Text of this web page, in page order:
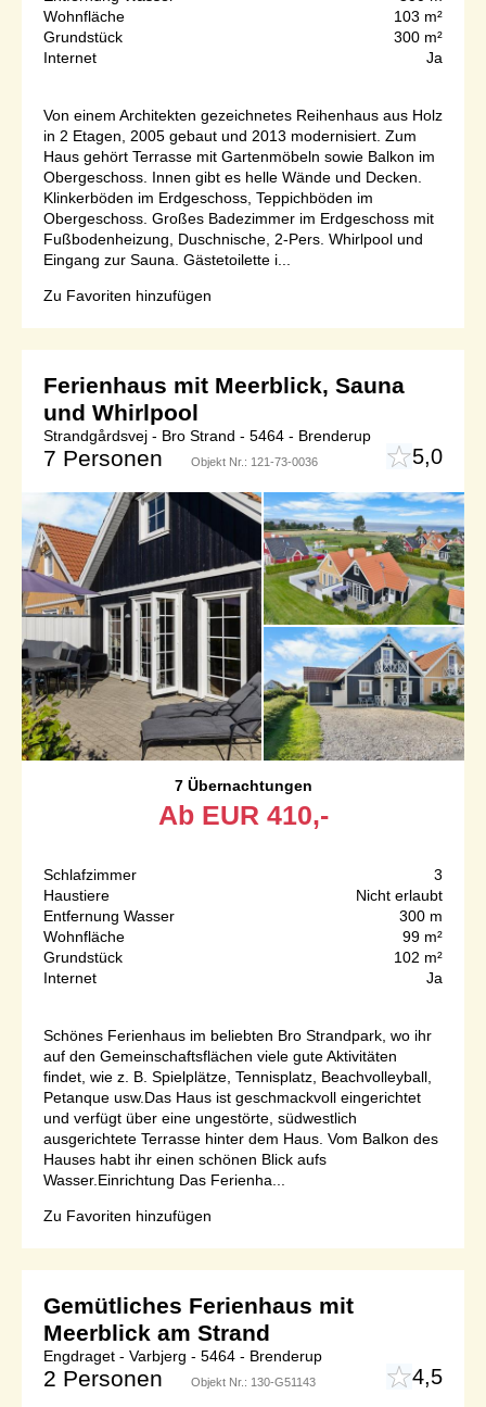
Wohnfläche
103 m²
Grundstück
300 m²
Internet
Ja
Von einem Architekten gezeichnetes Reihenhaus aus Holz
in 2 Etagen, 2005 gebaut und 2013 modernisiert. Zum
Haus gehört Terrasse mit Gartenmöbeln sowie Balkon im
Obergeschoss. Innen gibt es helle Wände und Decken.
Klinkerböden im Erdgeschoss, Teppichböden im
Obergeschoss. Großes Badezimmer im Erdgeschoss mit
Fußbodenheizung, Duschnische, 2-Pers. Whirlpool und
Eingang zur Sauna. Gästetoilette i...
Zu Favoriten hinzufügen
Ferienhaus mit Meerblick, Sauna
und Whirlpool
Strandgårdsvej - Bro Strand - 5464 - Brenderup
7 Personen Objekt Nr.: 121-73-0036 5,0
7 Übernachtungen
Ab EUR 410,-
Schlafzimmer
3
Haustiere
Nicht erlaubt
Entfernung Wasser
300 m
Wohnfläche
99 m²
Grundstück
102 m²
Internet
Ja
Schönes Ferienhaus im beliebten Bro Strandpark, wo ihr
auf den Gemeinschaftsflächen viele gute Aktivitäten
findet, wie z. B. Spielplätze, Tennisplatz, Beachvolleyball,
Petanque usw.Das Haus ist geschmackvoll eingerichtet
und verfügt über eine ungestörte, südwestlich
ausgerichtete Terrasse hinter dem Haus. Vom Balkon des
Hauses habt ihr einen schönen Blick aufs
Wasser.Einrichtung Das Ferienha...
Zu Favoriten hinzufügen
Gemütliches Ferienhaus mit
Meerblick am Strand
Engdraget - Varbjerg - 5464 - Brenderup
2 Personen Objekt Nr.: 130-G51143 4,5